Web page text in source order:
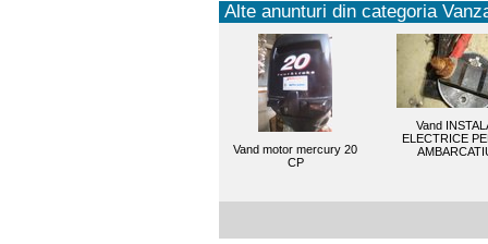
Alte anunturi din categoria
Vand motor mercury 20
CP
Vand
ELECTRICE